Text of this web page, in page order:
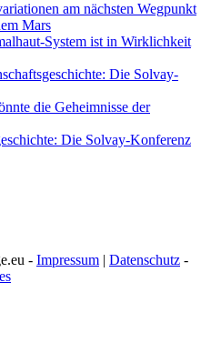
am nächsten Wegpunkt
Mars
System ist in Wirklichkeit
Die Solvay-
die Geheimnisse der
Die Solvay-Konferenz
- Impressum | Datenschutz -